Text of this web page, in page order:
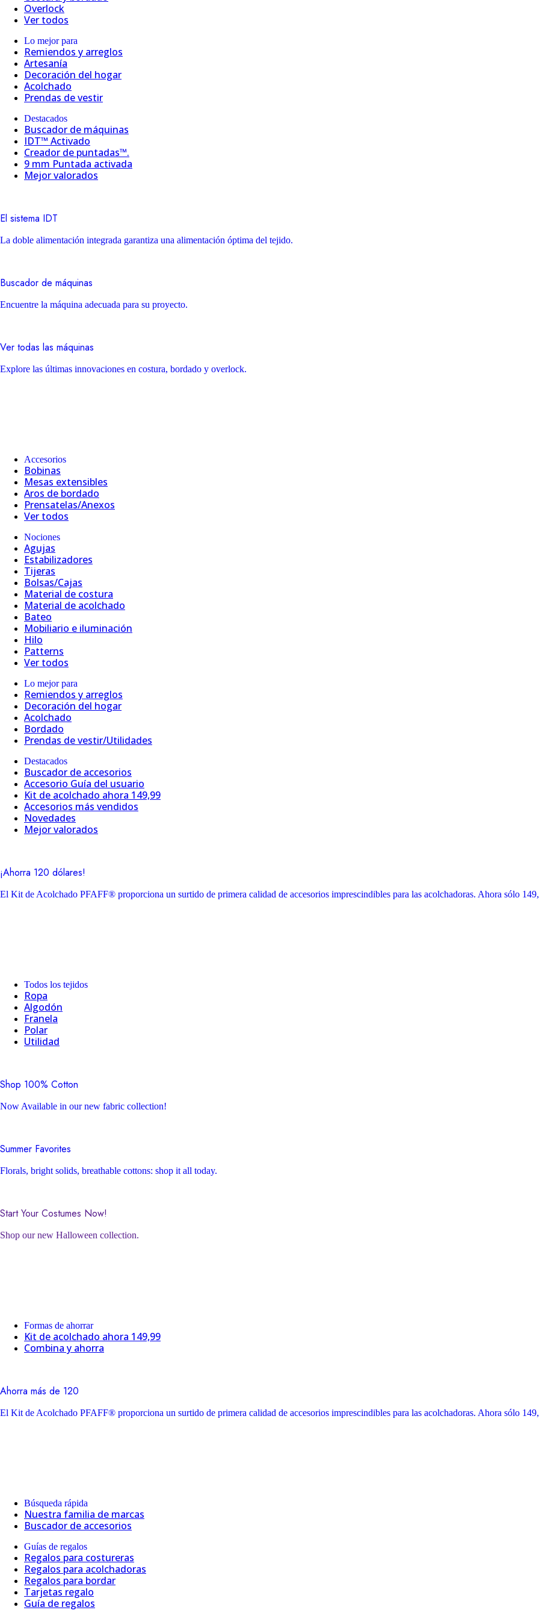
Overlock
Ver todos
Lo mejor para
Remiendos y arreglos
Artesanía
Decoración del hogar
Acolchado
Prendas de vestir
Destacados
Buscador de máquinas
IDT™ Activado
Creador de puntadas™.
9 mm Puntada activada
Mejor valorados
El sistema IDT
La doble alimentación integrada garantiza una alimentación óptima del tejido.
Buscador de máquinas
Encuentre la máquina adecuada para su proyecto.
Ver todas las máquinas
Explore las últimas innovaciones en costura, bordado y overlock.
Accesorios
Bobinas
Mesas extensibles
Aros de bordado
Prensatelas/Anexos
Ver todos
Nociones
Agujas
Estabilizadores
Tijeras
Bolsas/Cajas
Material de costura
Material de acolchado
Bateo
Mobiliario e iluminación
Hilo
Patterns
Ver todos
Lo mejor para
Remiendos y arreglos
Decoración del hogar
Acolchado
Bordado
Prendas de vestir/Utilidades
Destacados
Buscador de accesorios
Accesorio Guía del usuario
Kit de acolchado ahora 149,99
Accesorios más vendidos
Novedades
Mejor valorados
¡Ahorra 120 dólares!
El Kit de Acolchado PFAFF® proporciona un surtido de primera calidad de accesorios imprescindibles para las acolchadoras. Ahora sólo
Todos los tejidos
Ropa
Algodón
Franela
Polar
Utilidad
Shop 100% Cotton
Now Available in our new fabric collection!
Summer Favorites
Florals, bright solids, breathable cottons: shop it all today.
Start Your Costumes Now!
Shop our new Halloween collection.
Formas de ahorrar
Kit de acolchado ahora 149,99
Combina y ahorra
Ahorra más de 120
El Kit de Acolchado PFAFF® proporciona un surtido de primera calidad de accesorios imprescindibles para las acolchadoras. Ahora sólo
Búsqueda rápida
Nuestra familia de marcas
Buscador de accesorios
Guías de regalos
Regalos para costureras
Regalos para acolchadoras
Regalos para bordar
Tarjetas regalo
Guía de regalos